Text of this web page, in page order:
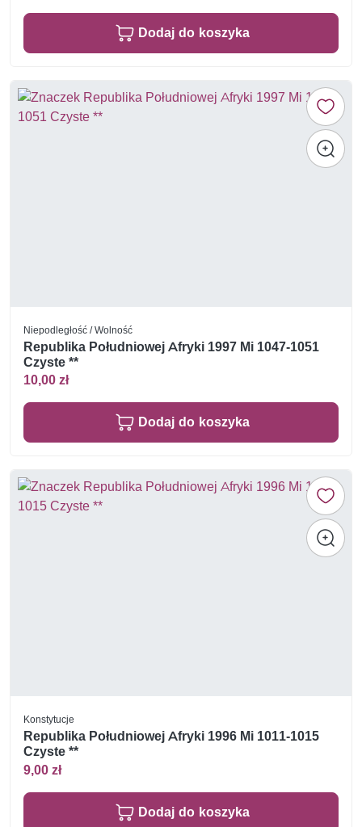
Dodaj do koszyka
Niepodległość / Wolność
Republika Południowej Afryki 1997 Mi 1047-1051
Czyste **
10,00 zł
Dodaj do koszyka
Konstytucje
Republika Południowej Afryki 1996 Mi 1011-1015
Czyste **
9,00 zł
Dodaj do koszyka